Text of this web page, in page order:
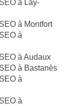
à Lay-
à Montfort
à
à Audaux
à Bastanès
à
à